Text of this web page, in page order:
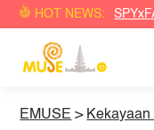
HOT NEWS:
EMUSE >